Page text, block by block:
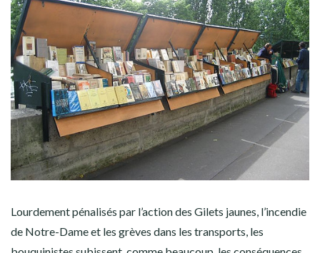
Lourdement pénalisés par l’action des Gilets jaunes, l’incendie
de Notre-Dame et les grèves dans les transports, les